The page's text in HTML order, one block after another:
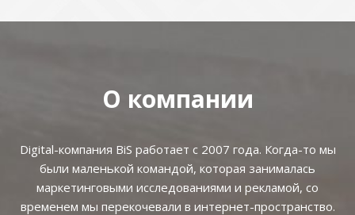
О компании
Digital-компания BiS работает с 2007 года. Когда-то мы
были маленькой командой, которая занималась
маркетинговыми исследованиями и рекламой, со
временем мы перекочевали в интернет-пространство.